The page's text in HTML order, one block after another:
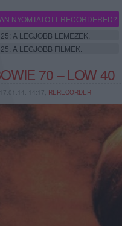
NYOMTATOTT RECORDERED?
A LEGJOBB LEMEZEK.
A LEGJOBB FILMEK.
70 – LOW 40
14:17, RERECORDER